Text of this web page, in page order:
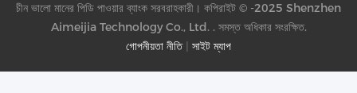
গোপনীয়তা নীতি| সাইট ম্যাপ
চীন ভালো মানের পিডি পাওয়ার ব্যাংক সরবরাহকারী। কপিরাইট © -2025 Shenzhen
Aimeijia Technology Co., Ltd. . সমস্ত অধিকার সংরক্ষিত.